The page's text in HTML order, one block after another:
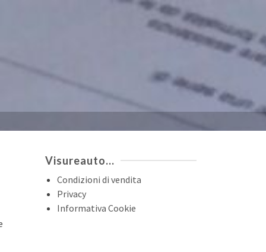
Visureauto…
Condizioni di vendita
Privacy
Informativa Cookie